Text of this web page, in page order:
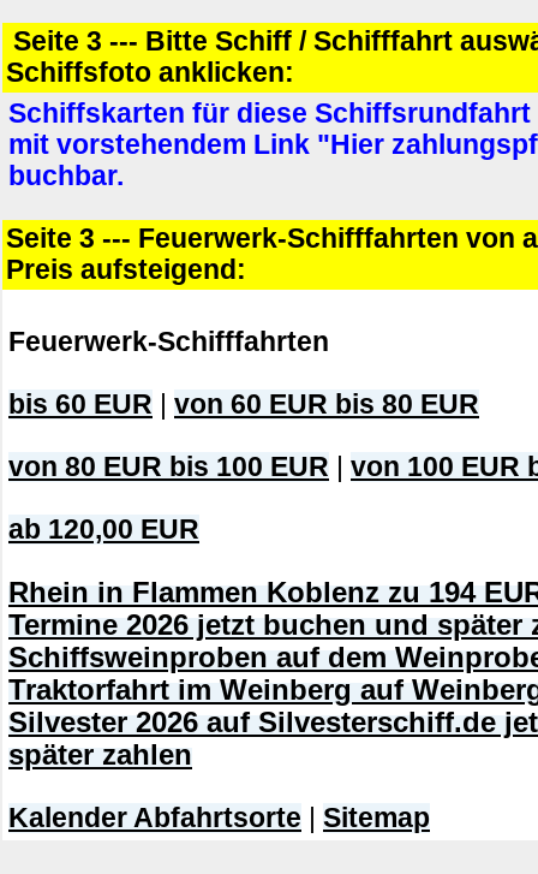
Seite 3 --- Bitte Schiff / Schifffahrt
Schiffsfoto anklicken:
Schiffskarten für diese
mit vorstehendem Link "Hier
buchbar.
Seite 3 --- Feuerwerk-Schifffahrten von
Preis aufsteigend:
Feuerwerk-Schifffahrten
bis 60 EUR von 60 EUR bis 80 EUR
von 80 EUR bis 100 EUR von 100 EUR
ab 120,00 EUR
Rhein in Flammen Koblenz zu 194
Termine 2026 jetzt buchen und später
Schiffsweinproben auf dem
Traktorfahrt im Weinberg auf
Silvester 2026 auf Silvesterschiff.de
später zahlen
Kalender Abfahrtsorte Sitemap